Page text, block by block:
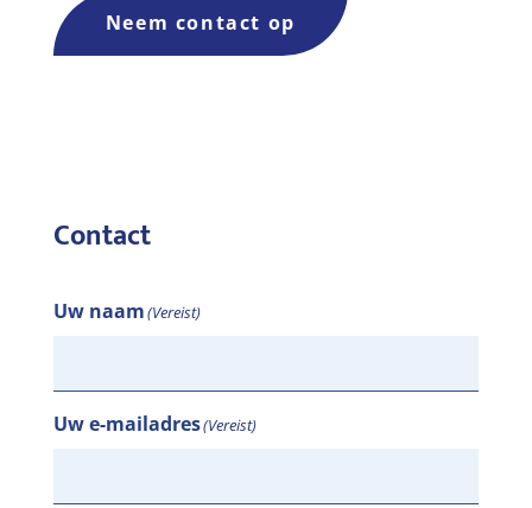
Neem contact op
Contact
Uw naam(Vereist)
Uw e-mailadres(Vereist)